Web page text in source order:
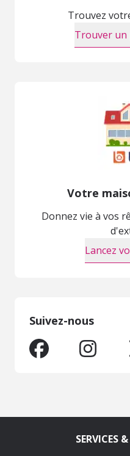
Trouvez
Trouver un
Votre
Donnez vie à vos
Lancez
Suivez-nous
SERVICES